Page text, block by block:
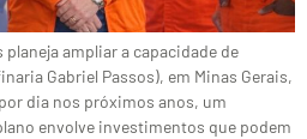
ampliar a capacidade de
Gabriel Passos), em Minas Gerais,
dia nos próximos anos, um
envolve investimentos que podem